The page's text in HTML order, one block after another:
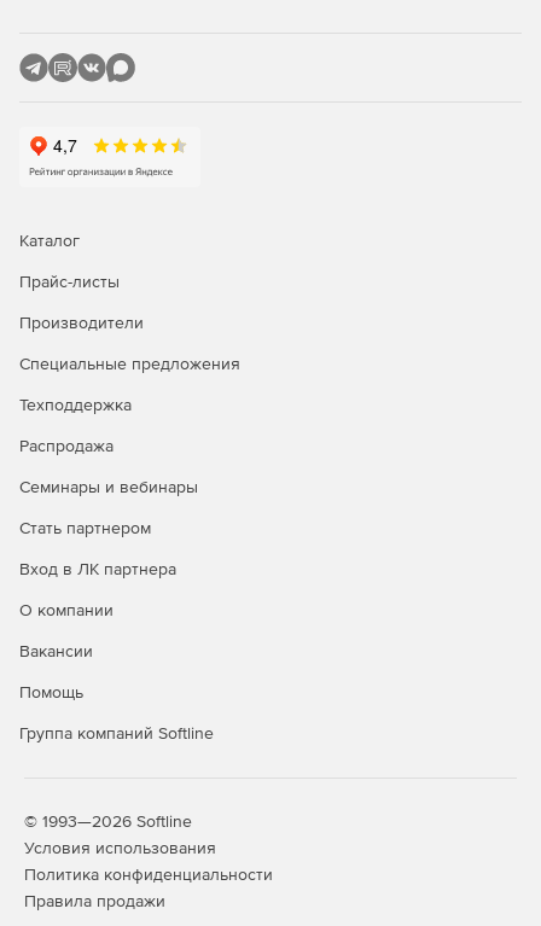
Каталог
Прайс-листы
Производители
Специальные предложения
Техподдержка
Распродажа
Семинары и вебинары
Стать партнером
Вход в ЛК партнера
О компании
Вакансии
Помощь
Группа компаний Softline
© 1993—2026 Softline
Условия использования
Политика конфиденциальности
Правила продажи